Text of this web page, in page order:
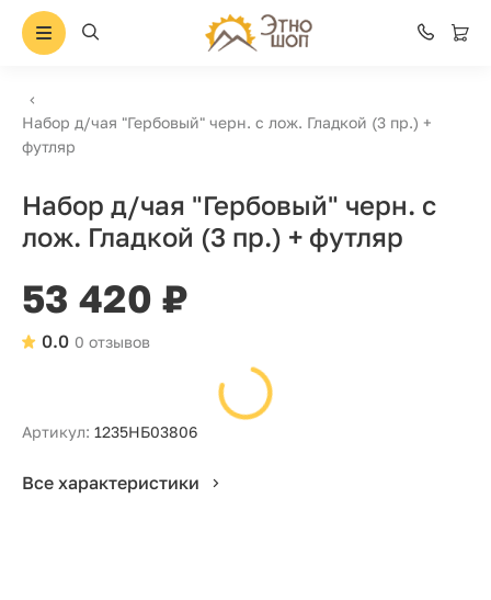
Набор д/чая "Гербовый" черн. с лож. Гладкой (3 пр.) +
футляр
Набор д/чая "Гербовый" черн. с
лож. Гладкой (3 пр.) + футляр
53 420 ₽
0 отзывов
0.0
Артикул: 1235НБ03806
Все характеристики